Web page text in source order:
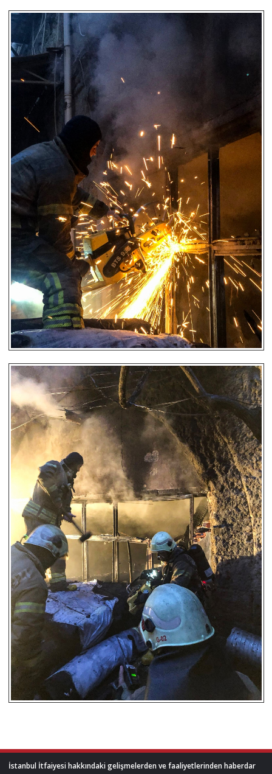
İstanbul İtfaiyesi hakkındaki gelişmelerden ve faaliyetlerinden haberdar